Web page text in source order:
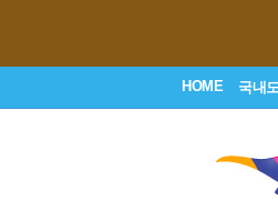
HOME 국내